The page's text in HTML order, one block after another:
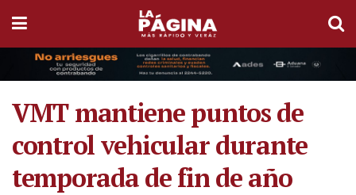
VMT mantiene puntos de
control vehicular durante
temporada de fin de año